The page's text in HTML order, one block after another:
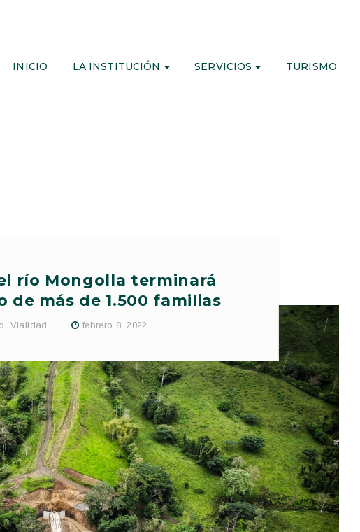
INICIO LA INSTITUCIÓN SERVICIOS TURISMO
río Mongolla terminará
más de 1.500 familias
, Vialidad febrero 8, 2022